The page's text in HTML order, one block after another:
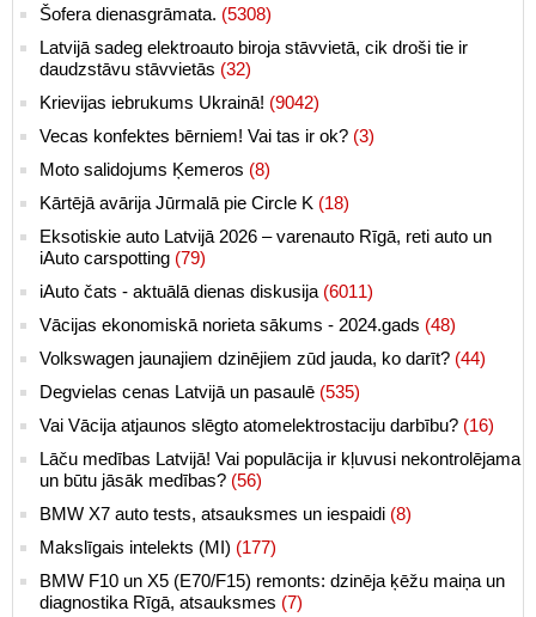
Šofera dienasgrāmata. (5308)
Latvijā sadeg elektroauto biroja stāvvietā, cik droši tie ir
daudzstāvu stāvvietās (32)
Krievijas iebrukums Ukrainā! (9042)
Vecas konfektes bērniem! Vai tas ir ok? (3)
Moto salidojums Ķemeros (8)
Kārtējā avārija Jūrmalā pie Circle K (18)
Eksotiskie auto Latvijā 2026 – varenauto Rīgā, reti auto un
iAuto carspotting (79)
iAuto čats - aktuālā dienas diskusija (6011)
Vācijas ekonomiskā norieta sākums - 2024.gads (48)
Volkswagen jaunajiem dzinējiem zūd jauda, ko darīt? (44)
Degvielas cenas Latvijā un pasaulē (535)
Vai Vācija atjaunos slēgto atomelektrostaciju darbību? (16)
Lāču medības Latvijā! Vai populācija ir kļuvusi nekontrolējama
un būtu jāsāk medības? (56)
BMW X7 auto tests, atsauksmes un iespaidi (8)
Makslīgais intelekts (MI) (177)
BMW F10 un X5 (E70/F15) remonts: dzinēja ķēžu maiņa un
diagnostika Rīgā, atsauksmes (7)